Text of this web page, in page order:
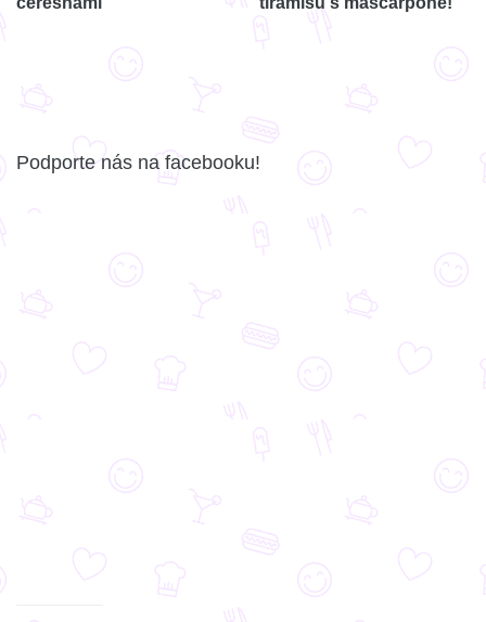
Podporte nás na facebooku!